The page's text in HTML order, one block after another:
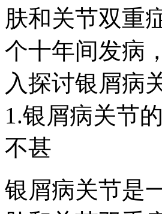
肤和关节双重
个十年间发病
入探讨银屑病
1.银屑病关节
不甚
银屑病关节是